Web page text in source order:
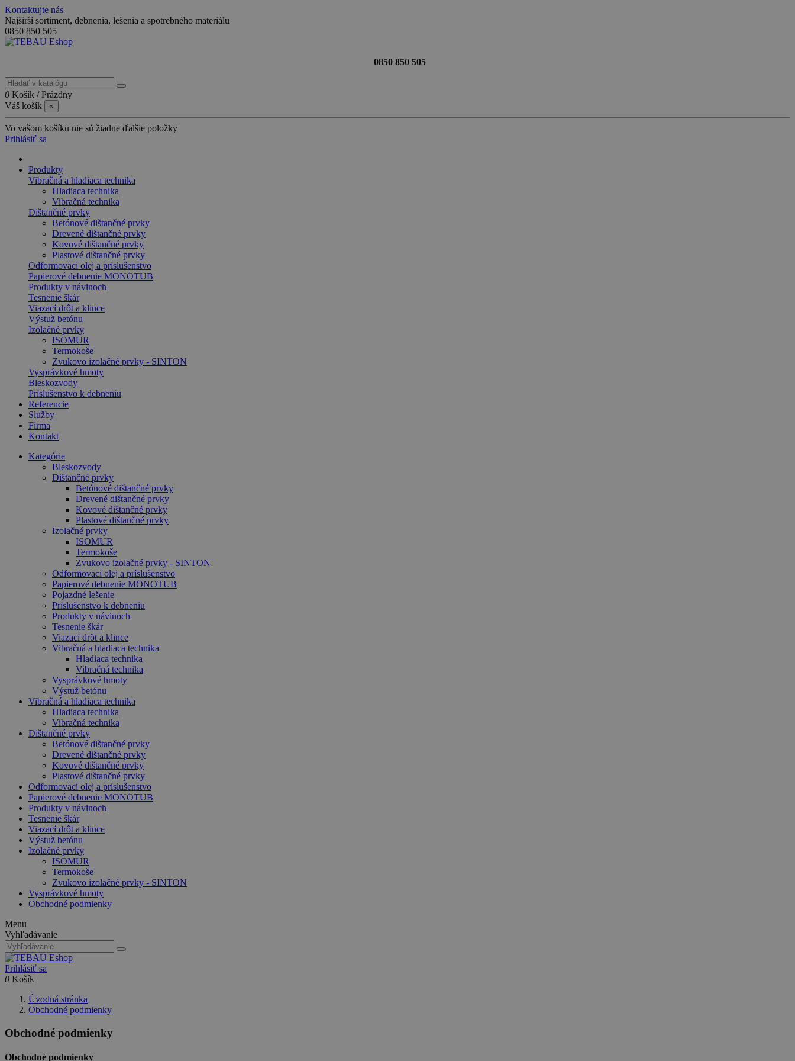
Kontaktujte nás
Najširší sortiment, debnenia, lešenia a spotrebného materiálu
0850 850 505
0850 850 505
0 Košík /Prázdny
Váš košík
×
Vo vašom košíku nie sú žiadne ďalšie položky
Prihlásiť sa
Produkty
Vibračná a hladiaca technika
Hladiaca technika
Vibračná technika
Dištančné prvky
Betónové dištančné prvky
Drevené dištančné prvky
Kovové dištančné prvky
Plastové dištančné prvky
Odformovací olej a príslušenstvo
Papierové debnenie MONOTUB
Produkty v návinoch
Tesnenie škár
Viazací drôt a klince
Výstuž betónu
Izolačné prvky
ISOMUR
Termokoše
Zvukovo izolačné prvky - SINTON
Vysprávkové hmoty
Bleskozvody
Príslušenstvo k debneniu
Referencie
Služby
Firma
Kontakt
Kategórie
Bleskozvody
Dištančné prvky
Betónové dištančné prvky
Drevené dištančné prvky
Kovové dištančné prvky
Plastové dištančné prvky
Izolačné prvky
ISOMUR
Termokoše
Zvukovo izolačné prvky - SINTON
Odformovací olej a príslušenstvo
Papierové debnenie MONOTUB
Pojazdné lešenie
Príslušenstvo k debneniu
Produkty v návinoch
Tesnenie škár
Viazací drôt a klince
Vibračná a hladiaca technika
Hladiaca technika
Vibračná technika
Vysprávkové hmoty
Výstuž betónu
Vibračná a hladiaca technika
Hladiaca technika
Vibračná technika
Dištančné prvky
Betónové dištančné prvky
Drevené dištančné prvky
Kovové dištančné prvky
Plastové dištančné prvky
Odformovací olej a príslušenstvo
Papierové debnenie MONOTUB
Produkty v návinoch
Tesnenie škár
Viazací drôt a klince
Výstuž betónu
Izolačné prvky
ISOMUR
Termokoše
Zvukovo izolačné prvky - SINTON
Vysprávkové hmoty
Obchodné podmienky
Menu
Vyhľadávanie
Prihlásiť sa
0 Košík
Úvodná stránka
Obchodné podmienky
Obchodné podmienky
Obchodné podmienky